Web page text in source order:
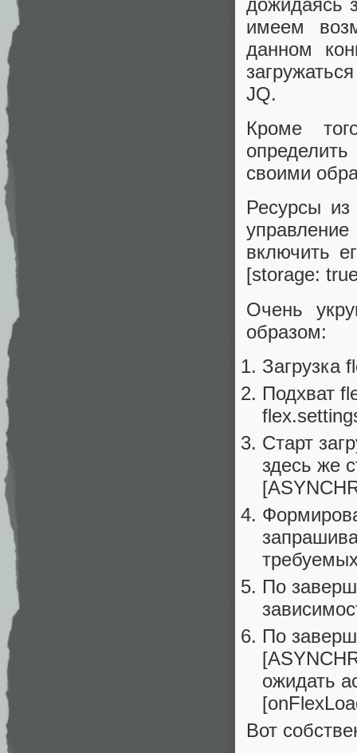
дожидаясь
имеем
данном
JQ.
Кроме
своими
Ресурсы
включить
[storage:
Очень
образом:
Загрузка
Подхват
Старт
здесь же
По
По
ожидать
Вот